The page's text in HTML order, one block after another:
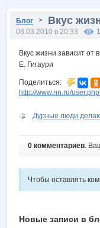
Блог > Вкус
08.03.2010 в 20:33
Вкус жизни зависит от
Е. Гигаури
Поделиться:
http://www.nn.ru/
Дурные люди
0 комментариев.
Чтобы оставлять
Новые записи в